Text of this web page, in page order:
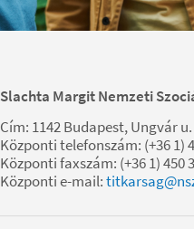
Slachta Margit Nemzeti
Cím: 1142 Budapest, Ungvár u.
Központi telefonszám: (+36 1)
Központi faxszám: (+36 1) 450
Központi e-mail: